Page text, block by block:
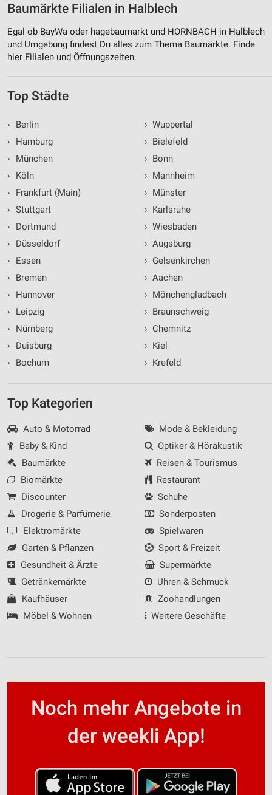
Baumärkte Filialen in Halblech
Egal ob BayWa oder hagebaumarkt und HORNBACH in Halblech
und Umgebung findest Du alles zum Thema Baumärkte. Finde
hier Filialen und Öffnungszeiten.
Top Städte
›
Berlin
›
Hamburg
›
München
›
Köln
›
Frankfurt (Main)
› Stuttgart
›
Dortmund
›
Düsseldorf
›
Essen
›
Bremen
›
Hannover
›
Leipzig
›
Nürnberg
›
Duisburg
›
Bochum
› Wuppertal
› Bielefeld
› Bonn
› Mannheim
› Münster
› Karlsruhe
› Wiesbaden
› Augsburg
› Gelsenkirchen
› Aachen
› Mönchengladbach
› Braunschweig
› Chemnitz
› Kiel
› Krefeld
Top Kategorien
Auto & Motorrad
Baby & Kind
Baumärkte
Biomärkte
Discounter
Drogerie & Parfümerie
Elektromärkte
Garten & Pflanzen
Gesundheit & Ärzte
Getränkemärkte
Kaufhäuser
Möbel & Wohnen
Mode & Bekleidung
Optiker & Hörakustik
Reisen & Tourismus
Restaurant
Schuhe
Sonderposten
Spielwaren
Sport & Freizeit
Supermärkte
Uhren & Schmuck
Zoohandlungen
Weitere Geschäfte
Noch mehr Angebote in
der weekli App!